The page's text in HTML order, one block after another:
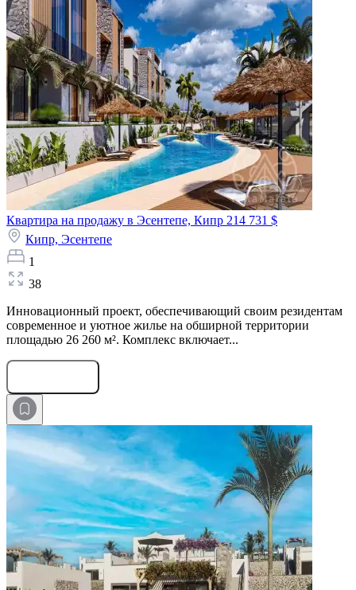
Квартира на продажу в Эсентепе, Кипр 214 731 $
Кипр, Эсентепе
1
38
Инновационный проект, обеспечивающий своим резидентам
современное и уютное жилье на обширной территории
площадью 26 260 м². Комплекс включает...